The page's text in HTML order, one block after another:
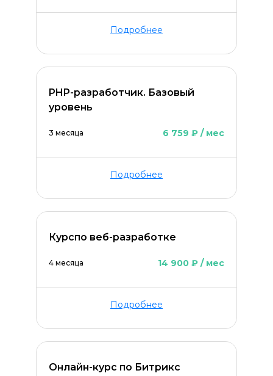
Подробнее
PHP-разработчик. Базовый
уровень
3 месяца 6 759 ₽ / мес
Подробнее
Курспо веб-разработке
4 месяца 14 900 ₽ / мес
Подробнее
Онлайн-курс по Битрикс